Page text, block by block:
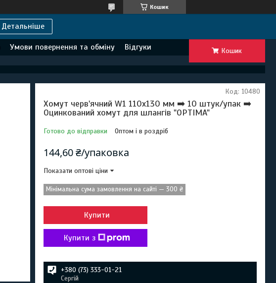
Кошик
Детальніше
Умови повернення та обміну Відгуки Кошик
Хомут черв'ячний W1 110х130 мм ➡️ 10 штук/упак ➡️
Оцинкований хомут для шлангів "OPTIMA"
Готово до відправки Оптом і в роздріб
Код: 10480
144,60 ₴/упаковка
Показати оптові ціни
Мінімальна сума замовлення на сайті — 300 ₴
Купити
Купити з
+380 (73) 333-01-21
Сергій